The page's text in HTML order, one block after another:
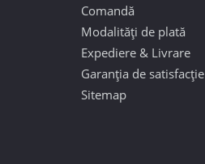
Comandă
Modalități de plată
Expediere & Livrare
Garanția de satisfacție
Sitemap